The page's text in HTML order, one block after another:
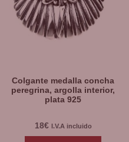
Colgante medalla concha
peregrina, argolla interior,
plata 925
18€ I.V.A incluido